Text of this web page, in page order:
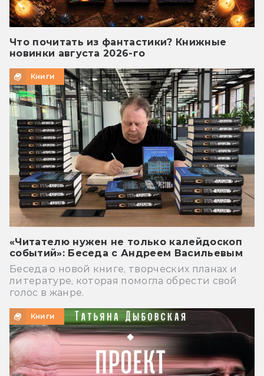
Что почитать из фантастики? Книжные
новинки августа 2026-го
Книги
«Читателю нужен не только калейдоскоп
событий»: Беседа с Андреем Васильевым
Беседа о новой книге, творческих планах и
литературе, которая помогла обрести свой
голос в жанре.
Книги